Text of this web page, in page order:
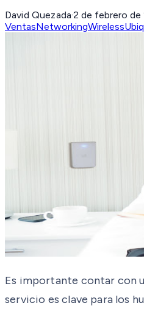
David Quezada·2 de febrero de
VentasNetworkingWireless
Es importante contar con
servicio es clave para los